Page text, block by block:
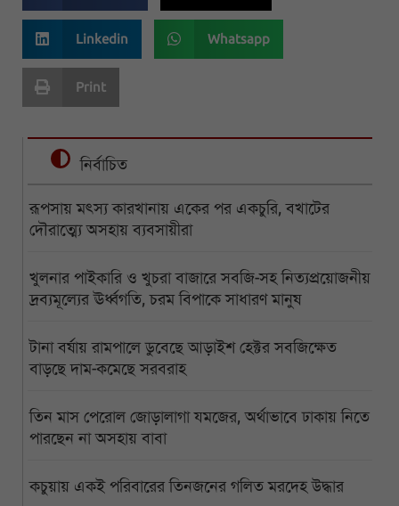
Linkedin Whatsapp
Print
নির্বাচিত
রূপসায় মৎস্য কারখানায় একের পর একচুরি, বখাটের
দৌরাত্ম্যে অসহায় ব্যবসায়ীরা
খুলনার পাইকারি ও খুচরা বাজারে সবজি-সহ নিত্যপ্রয়োজনীয়
দ্রব্যমূল্যের ঊর্ধ্বগতি, চরম বিপাকে সাধারণ মানুষ
টানা বর্ষায় রামপালে ডুবেছে আড়াইশ হেক্টর সবজিক্ষেত
বাড়ছে দাম-কমেছে সরবরাহ
তিন মাস পেরোল জোড়ালাগা যমজের, অর্থাভাবে ঢাকায় নিতে
পারছেন না অসহায় বাবা
কচুয়ায় একই পরিবারের তিনজনের গলিত মরদেহ উদ্ধার